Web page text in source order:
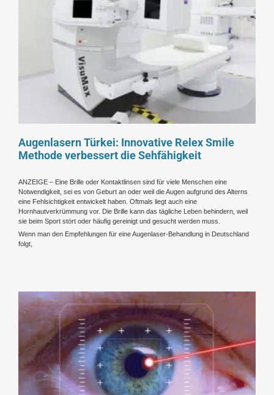
Augenlasern Türkei: Innovative Relex Smile
Methode verbessert die Sehfähigkeit
ANZEIGE – Eine Brille oder Kontaktlinsen sind für viele Menschen eine
Notwendigkeit, sei es von Geburt an oder weil die Augen aufgrund des Alterns
eine Fehlsichtigkeit entwickelt haben. Oftmals liegt auch eine
Hornhautverkrümmung vor. Die Brille kann das tägliche Leben behindern, weil
sie beim Sport stört oder häufig gereinigt und gesucht werden muss.
Wenn man den Empfehlungen für eine Augenlaser-Behandlung in Deutschland
folgt,